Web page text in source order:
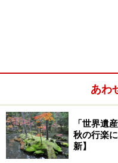
聖母マリアの生涯を描い
には5連ランセット窓
すなおに、すなおに――
宗教建造物に入ってい
あわ
「世界遺
秋の行楽
新】